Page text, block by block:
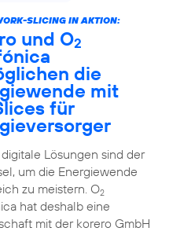
SLICING IN AKTION:
und O2
die
mit
für
Lösungen sind der
um die Energiewende
zu meistern. O2
hat deshalb eine
mit der korero GmbH